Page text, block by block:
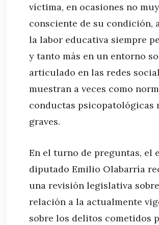
víctima, en ocasiones no muy
consciente de su condición,
la labor educativa siempre
y tanto más en un entorno
articulado en las redes
muestran a veces como
conductas psicopatológicas
graves.
En el turno de preguntas, el
diputado Emilio Olabarría
una revisión legislativa
relación a la actualmente
sobre los delitos cometidos